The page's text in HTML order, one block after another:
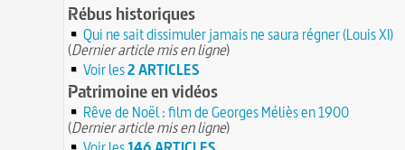
Rébus historiques
Qui ne sait dissimuler jamais ne saura régner (Louis XI)
(Dernier article mis en ligne)
Voir les2 ARTICLES
Patrimoine en vidéos
Rêve de Noël : film de Georges Méliès en 1900
(Dernier article mis en ligne)